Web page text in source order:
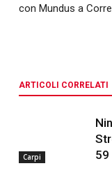
con Mundus a
ARTICOLI CORRELATI
Carpi
59